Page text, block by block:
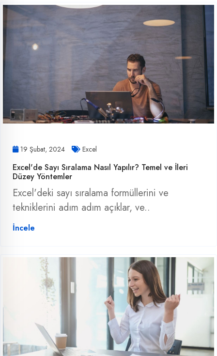
19 Şubat, 2024 Excel
Excel'de Sayı Sıralama Nasıl Yapılır? Temel ve İleri
Düzey Yöntemler
Excel'deki sayı sıralama formüllerini ve
tekniklerini adım adım açıklar, ve..
İncele